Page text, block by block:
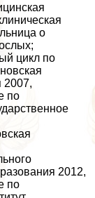
о
цикл по
2007,
по
2012,
по